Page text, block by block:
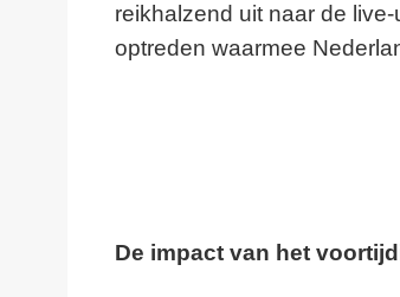
reikhalzend uit naar de
optreden waarmee
De impact van het